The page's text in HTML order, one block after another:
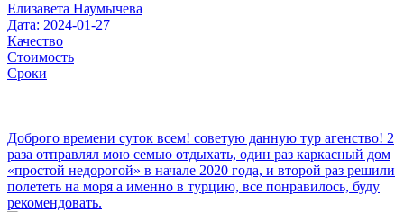
Елизавета Наумычева
Дата: 2024-01-27
Качество
Стоимость
Сроки
Доброго времени суток всем! советую данную тур агенство! 2
раза отправлял мою семью отдыхать, один раз каркасный дом
«простой недорогой» в начале 2020 года, и второй раз решили
полететь на моря а именно в турцию, все понравилось, буду
рекомендовать.